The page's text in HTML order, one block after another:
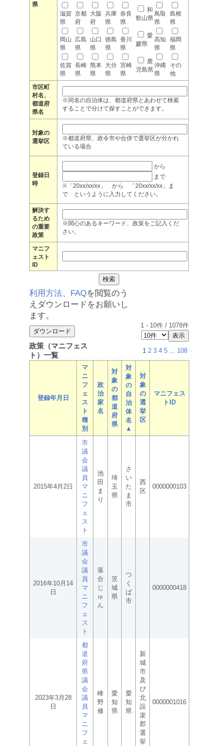
県
滋賀
県
京都
府
大阪
府
兵庫
県
奈良
県
和
歌山県
鳥取
県
島根
県
岡山
県
広島
県
山口
県
徳島
県
香川
県
愛
媛県
高知
県
福岡
県
佐賀
県
長崎
県
熊本
県
大分
県
宮崎
県
鹿
児島県
沖縄
県
その
他
市区町
村名、
都道府
県名
※同名の自治体は、都道府県とあわせて検索
することで分けて探すことができます。
対象の
選挙区
※都道府県、政令市や合併で選挙区が分かれ
ている場合
登録日
時
から
まで
※「20xx/xx/xx」 から 「20xx/xx/xx」ま
で というように入力してください。
解決す
るため
の重要
政策
※関心のあるキーワード、政策をご記入くだ
さい。
マニフ
ェスト
ID
利用方法、 FAQを閲覧のう
えダウンロードをお願いし
ます。
1 - 10件 / 1078件
政策（マニフェス
ト）一覧
1 2 3 4 5 ... 108
登録年月日
マ
ニ
フ
ェ
ス
ト
種
別
政
治
家
名
対
象
の
都
道
府
県
対
象
の
自
治
体
名
▲
対
象
の
選
挙
区
マニフェス
トID
2015年4月2日
市
議
会
議
員
マ
ニ
フ
ェ
ス
ト
池
田
ま
り
埼
玉
県
さ
い
た
ま
市
西
区
0000000103
2016年10月14
日
市
議
会
議
員
マ
ニ
フ
ェ
ス
ト
落
合
じ
ゅ
ん
茨
城
県
つ
く
ば
市
0000000418
2023年3月28
日
都
道
府
県
議
会
議
員
マ
ニ
フ
ェ
峰
野
修
愛
知
県
愛
知
県
新
城
市
及
び
北
設
楽
郡
選
挙
0000001016